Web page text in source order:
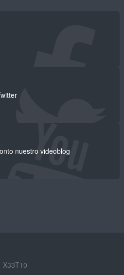
nuestro videoblog
X33T10